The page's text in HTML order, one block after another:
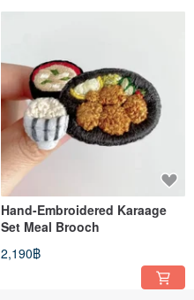
Hand-Embroidered Karaage
Set Meal Brooch
2,190฿